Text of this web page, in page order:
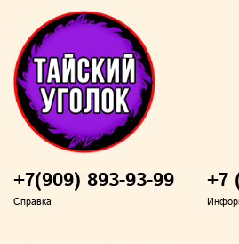
запах кофе;
запах табачного дыма.
Тайская зубная паста Twin
здоровой микрофлоры
улыбки и уверенности в себе!
+7(909) 893-93-99
Справка
+7